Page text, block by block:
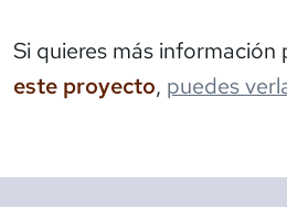
Si quieres más información
este proyecto, puedes